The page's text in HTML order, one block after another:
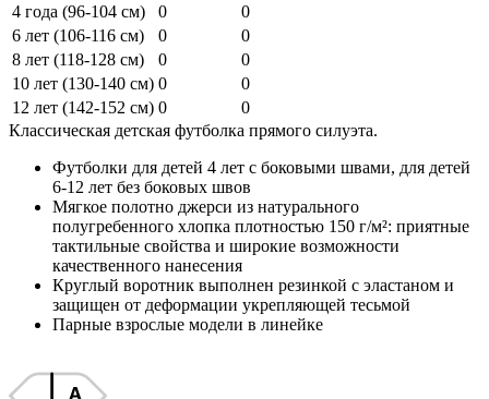
4 года (96-104 см)
0
0
6 лет (106-116 см)
0
0
8 лет (118-128 см)
0
0
10 лет (130-140 см) 0
0
12 лет (142-152 см) 0
0
Классическая детская футболка прямого силуэта.
Футболки для детей 4 лет с боковыми швами, для детей
6-12 лет без боковых швов
Мягкое полотно джерси из натурального
полугребенного хлопка плотностью 150 г/м²: приятные
тактильные свойства и широкие возможности
качественного нанесения
Круглый воротник выполнен резинкой с эластаном и
защищен от деформации укрепляющей тесьмой
Парные взрослые модели в линейке